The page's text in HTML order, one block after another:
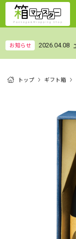
トップ ギフト箱